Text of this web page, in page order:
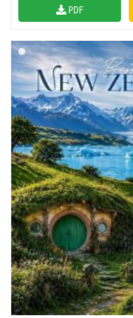
PDF